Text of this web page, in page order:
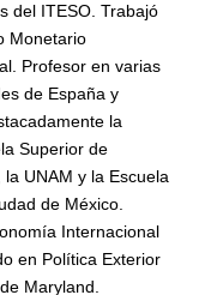
del ITESO. Trabajó
Monetario
Profesor en varias
de España y
la
Superior de
UNAM y la Escuela
de México.
Internacional
en Política Exterior
Maryland.